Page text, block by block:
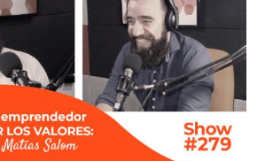
ENTREVISTA
CON
SERRANO